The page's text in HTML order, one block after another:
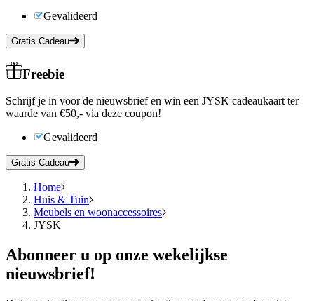
Gevalideerd
Gratis Cadeau
Freebie
Schrijf je in voor de nieuwsbrief en win een JYSK cadeaukaart ter
waarde van €50,- via deze coupon!
Gevalideerd
Gratis Cadeau
Home
Huis & Tuin
Meubels en woonaccessoires
JYSK
Abonneer u op onze wekelijkse
nieuwsbrief!